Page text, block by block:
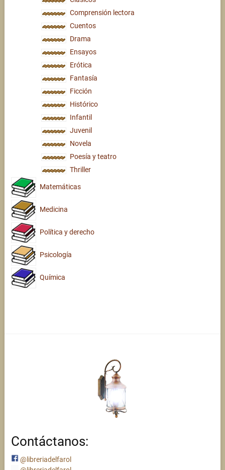
Comprensión lectora
Cuentos
Drama
Ensayos
Erótica
Fantasía
Ficción
Histórico
Infantil
Juvenil
Novela
Poesía y teatro
Thriller
Matemáticas
Medicina
Política y derecho
Psicología
Química
Contáctanos:
@libreriadelfarol